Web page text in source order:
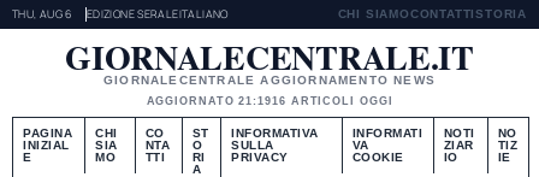
THU, AUG 6 EDIZIONE SERALEITALIANO CHI SIAMOCONTATTISTORIA
GIORNALECENTRALE.IT
GIORNALECENTRALE AGGIORNAMENTO NEWS
AGGIORNATO 21:1916 ARTICOLI OGGI
PAGINA
INIZIAL
E
CHI
SIA
MO
CO
NTA
TTI
ST
O
RI
A
INFORMATIVA
SULLA
PRIVACY
INFORMATI
VA
COOKIE
NOTI
ZIAR
IO
NO
TIZ
IE